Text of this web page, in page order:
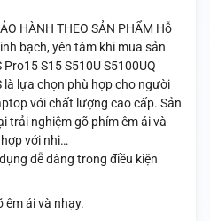
HÀNH THEO SẢN PHẨM Hỗ
bạch, yên tâm khi mua sản
S15 S510U S5100UQ
là lựa chọn phù hợp cho người
với chất lượng cao cấp. Sản
trải nghiệm gõ phím êm ái và
với nhi…
dễ dàng trong điều kiện
êm ái và nhạy.